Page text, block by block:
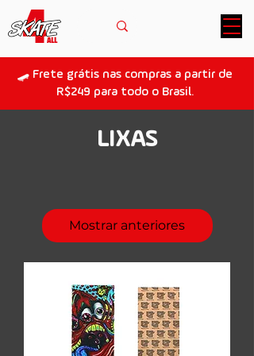
🛹 Frete grátis nas compras a partir de
R$249 para todo o Brasil.
LIXAS
Mostrar anteriores